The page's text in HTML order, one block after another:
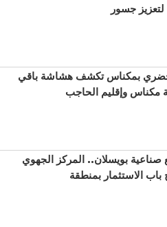
لتعزيز جسور
بمكناس تكشف هشاشة باقي
مكناس وإقليم الحاجب
صناعية بويسلان.. المركز الجهوي
باب الاستثمار بمنطقة